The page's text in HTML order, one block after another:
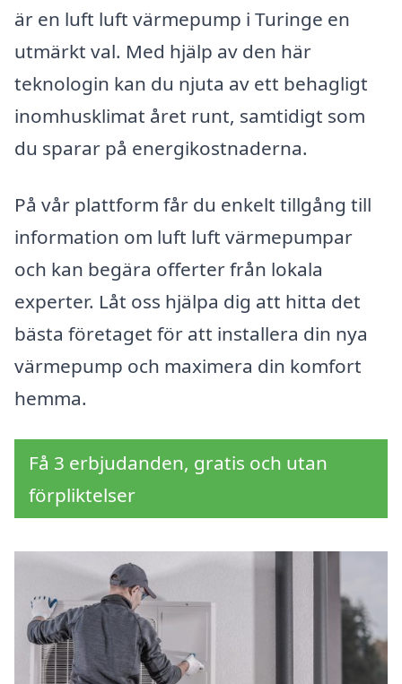
är en luft luft värmepump i Turinge en
utmärkt val. Med hjälp av den här
teknologin kan du njuta av ett behagligt
inomhusklimat året runt, samtidigt som
du sparar på energikostnaderna.
På vår plattform får du enkelt tillgång till
information om luft luft värmepumpar
och kan begära offerter från lokala
experter. Låt oss hjälpa dig att hitta det
bästa företaget för att installera din nya
värmepump och maximera din komfort
hemma.
Få 3 erbjudanden, gratis och utan
förpliktelser